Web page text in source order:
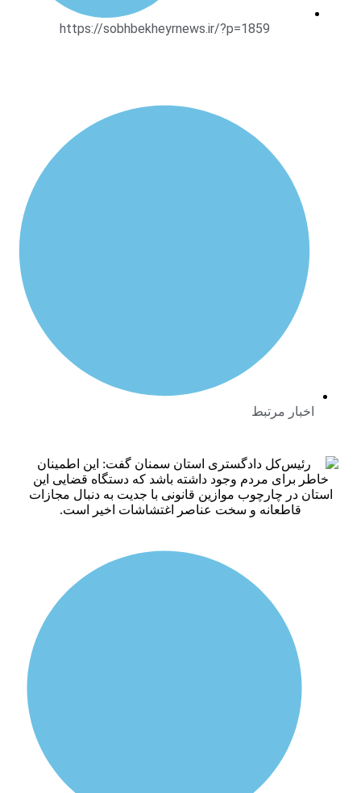
https://sobhbekheyrnews.ir/?p=1859
مرتبط